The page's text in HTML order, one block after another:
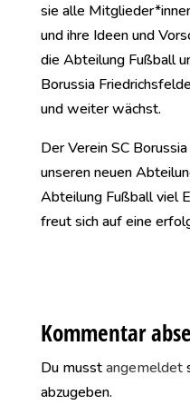
sie alle
und ihre Ideen und
die Abteilung Fußball
Borussia
und weiter wächst.
Der Verein SC
unseren neuen
Abteilung Fußball viel
freut sich auf eine
Kommentar
Du musstangemeldet
abzugeben.